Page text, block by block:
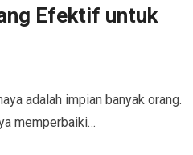
Efektif untuk
adalah impian banyak orang.
memperbaiki…